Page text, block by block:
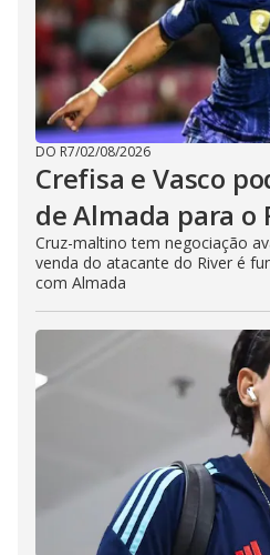
DO R7/02/08/2026
Crefisa e Vasco
de Almada para o
Cruz-maltino tem negociação
venda do atacante do River é
com Almada